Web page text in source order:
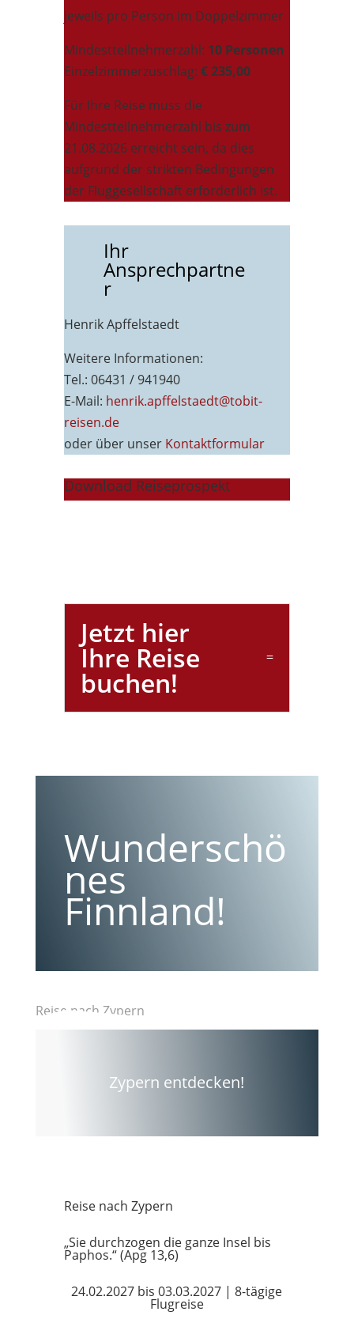
jeweils pro Person im Doppelzimmer
Mindestteilnehmerzahl: 10 Personen
Einzelzimmerzuschlag: € 235,00
Für Ihre Reise muss die
Mindestteilnehmerzahl bis zum
21.08.2026 erreicht sein, da dies
aufgrund der strikten Bedingungen
der Fluggesellschaft erforderlich ist.
Ihr
Ansprechpartne
r
Henrik Apffelstaedt
Weitere Informationen:
Tel.: 06431 / 941940
E-Mail: henrik.apffelstaedt@tobit-
reisen.de
oder über unser Kontaktformular
Download Reiseprospekt
Jetzt hier
Ihre Reise
buchen!
Wunderschö
nes
Finnland!
Reise nach Zypern
Zypern entdecken!
Reise nach Zypern
„Sie durchzogen die ganze Insel bis
Paphos.“ (Apg 13,6)
24.02.2027 bis 03.03.2027 | 8-tägige
Flugreise